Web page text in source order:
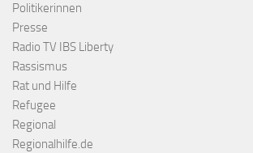
Politikerinnen
Presse
Radio TV IBS Liberty
Rassismus
Rat und Hilfe
Refugee
Regional
Regionalhilfe.de